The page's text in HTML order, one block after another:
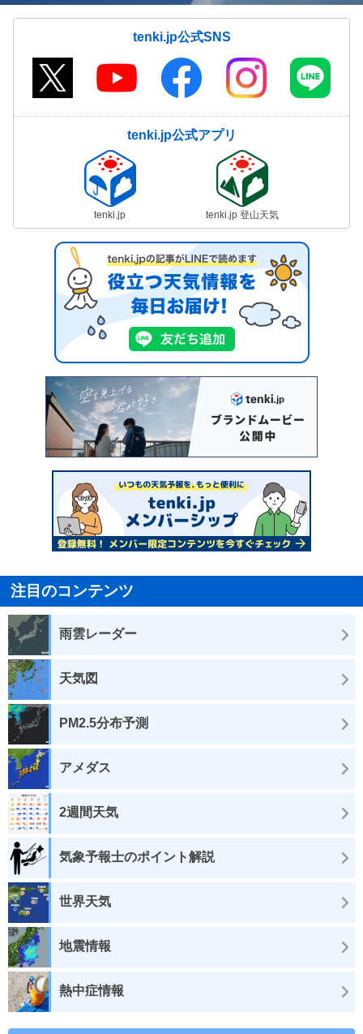
tenki.jp公式SNS
tenki.jp公式アプリ
tenki.jp tenki.jp 登山天気
注目のコンテンツ
雨雲レーダー
天気図
PM2.5分布予測
アメダス
2週間天気
気象予報士のポイント解説
世界天気
地震情報
熱中症情報